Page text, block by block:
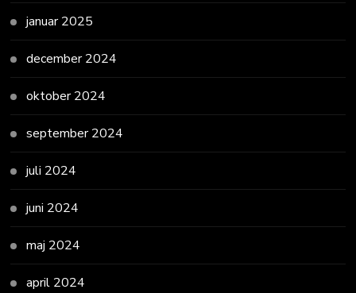
januar 2025
december 2024
oktober 2024
september 2024
juli 2024
juni 2024
maj 2024
april 2024